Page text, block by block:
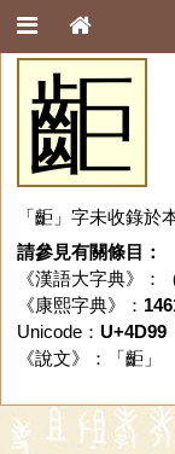
䶙
「䶙」字未收錄於
請參見有關條目：
《漢語大字典》：
《康熙字典》：
Unicode： U+4D99
《說文》：「 䶙 」